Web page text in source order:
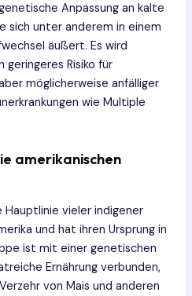
Anpassung an kalte
sich unter anderem in einem
äußert. Es wird
geringeres Risiko für
möglicherweise anfälliger
wie Multiple
amerikanischen
vieler indigener
und hat ihren Ursprung in
ist mit einer genetischen
Ernährung verbunden,
von Mais und anderen